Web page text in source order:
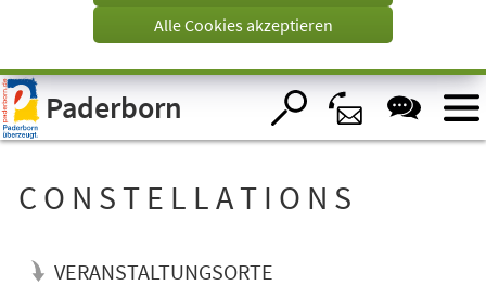
Visuelle
Assistenzsoftware
öffnen.
Alle Cookies akzeptieren
Paderborn
C O N S T E L L A T I O N S
VERANSTALTUNGSORTE